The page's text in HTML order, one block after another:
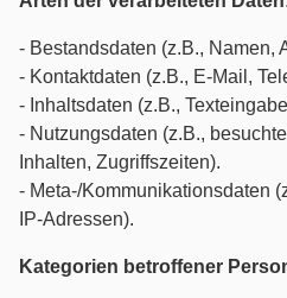
- Bestandsdaten (z.B., Namen,
- Kontaktdaten (z.B., E-Mail,
- Inhaltsdaten (z.B.,
- Nutzungsdaten (z.B.,
Inhalten, Zugriffszeiten).
- Meta-/Kommunikationsdaten
IP-Adressen).
Kategorien betroffener